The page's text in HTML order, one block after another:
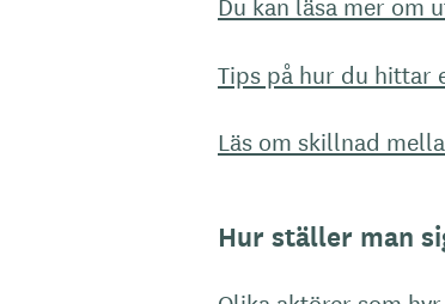
Tips på hur du hittar
Läs om skillnad
Hur ställer man